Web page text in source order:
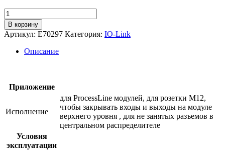
Количество
товара
Защитный
колпачок
e70297
В корзину
Артикул: E70297 Категория: IO-Link
Описание
Приложение
Исполнение
для ProcessLine модулей, для розетки М12,
чтобы закрывать входы и выходы на модуле
верхнего уровня , для не занятых разъемов в
центральном распределителе
Условия
эксплуатации